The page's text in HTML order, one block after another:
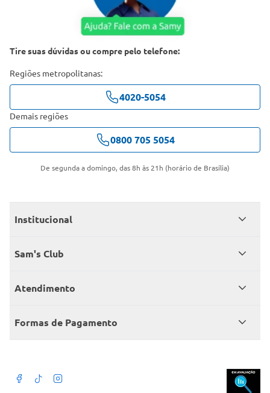
Tire suas dúvidas ou compre pelo telefone:
Regiões metropolitanas:
4020-5054
Demais regiões
0800 705 5054
De segunda a domingo, das 8h às 21h (horário de Brasília)
Institucional
Quem somos
Encontre um Clube
Sam's Club
Seja sócio
Member’s Mark
Atendimento
Fale conosco
Atendimento em libras
Formas de Pagamento